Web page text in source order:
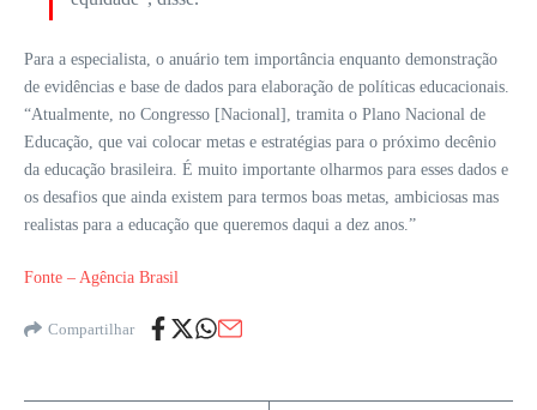
Para a especialista, o anuário tem importância enquanto demonstração
de evidências e base de dados para elaboração de políticas educacionais.
“Atualmente, no Congresso [Nacional], tramita o Plano Nacional de
Educação, que vai colocar metas e estratégias para o próximo decênio
da educação brasileira. É muito importante olharmos para esses dados e
os desafios que ainda existem para termos boas metas, ambiciosas mas
realistas para a educação que queremos daqui a dez anos.”
Fonte – Agência Brasil
Compartilhar